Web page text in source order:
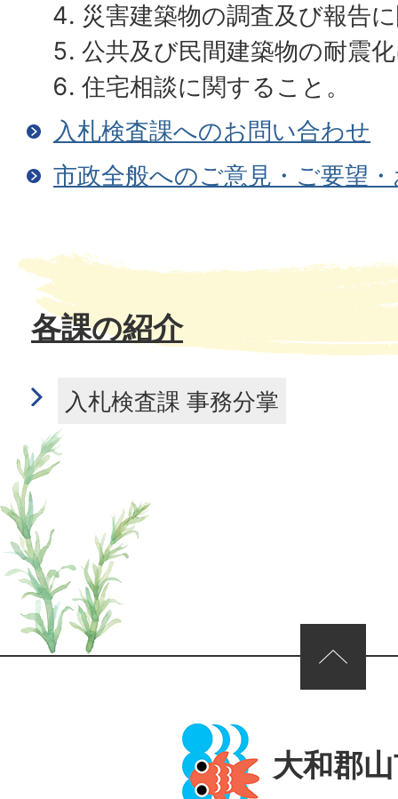
災害建築物の調査及び報告
公共及び民間建築物の耐震
住宅相談に関すること。
入札検査課へのお問い合わせ
市政全般へのご意見・ご要望
各課の紹介
入札検査課 事務分掌
ページの先頭へ
大和郡